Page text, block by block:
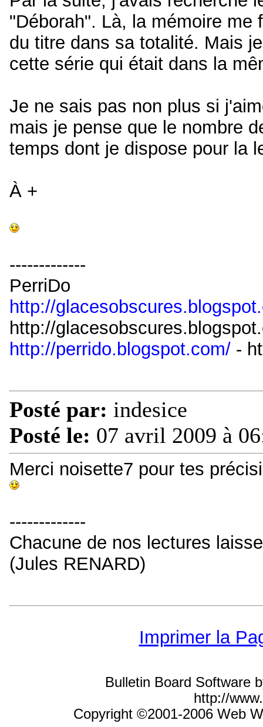
"Déborah". Là, la mémoire
du titre dans sa totalité. Mais
cette série qui était dans la
Je ne sais pas non plus si
mais je pense que le nombre
temps dont je dispose pour la
À +
-------------
PerriDo
http://
http://
http://perrido.blogspot.com/ -
Posté par: indesice
Posté le: 07 avril 2009 à
Merci noisette7 pour tes
-------------
Chacune de nos lectures
(Jules RENARD)
Imprimer la
Bulletin Board Software
http://
Copyright ©2001-2006 Web